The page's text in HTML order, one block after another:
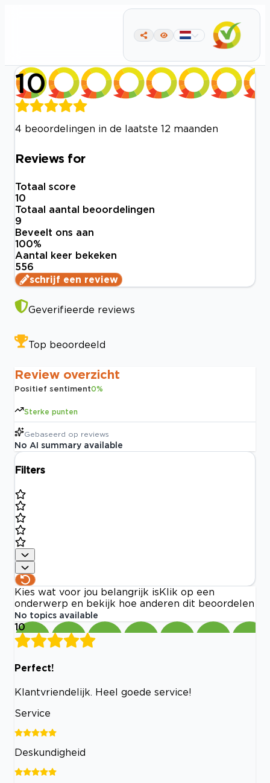
10
4 beoordelingen in de laatste 12 maanden
Reviews for
Totaal score
10
Totaal aantal beoordelingen
9
Beveelt ons aan
100%
Aantal keer bekeken
556
schrijf een review
Geverifieerde reviews
Top beoordeeld
Review overzicht
Positief sentiment0%
Sterke punten
Gebaseerd op reviews
No AI summary available
Filters
Kies wat voor jou belangrijk is Klik op een
onderwerp en bekijk hoe anderen dit beoordelen
No topics available
10
Perfect!
Klantvriendelijk. Heel goede service!
Service
Deskundigheid